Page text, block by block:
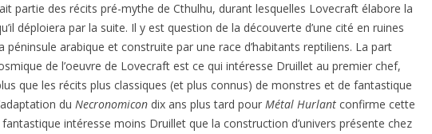
partie des récits pré-mythe de Cthulhu, durant lesquelles Lovecraft élabore la
déploiera par la suite. Il y est question de la découverte d’une cité en ruines
péninsule arabique et construite par une race d’habitants reptiliens. La part
de l’oeuvre de Lovecraft est ce qui intéresse Druillet au premier chef,
que les récits plus classiques (et plus connus) de monstres et de fantastique
du Necronomicon dix ans plus tard pour Métal Hurlant confirme cette
intéresse moins Druillet que la construction d’univers présente chez